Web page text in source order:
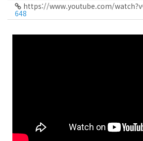
https://www.youtube.com/
648